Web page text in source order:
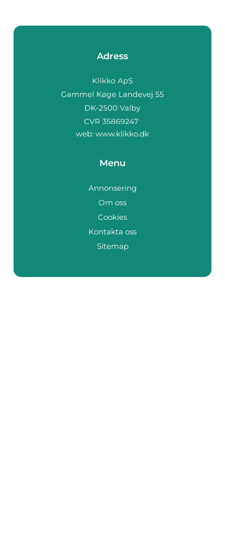
Adress
web: www.klikko.dk
Menu
Annonsering
Om oss
Cookies
Kontakta oss
Sitemap